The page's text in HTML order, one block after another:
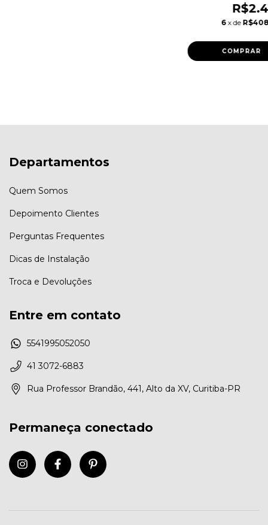
6 x de
Departamentos
Quem Somos
Depoimento Clientes
Perguntas Frequentes
Dicas de Instalação
Troca e Devoluções
Entre em contato
5541995052050
41 3072-6883
Rua Professor Brandão, 441, Alto da XV, Curitiba-PR
Permaneça conectado